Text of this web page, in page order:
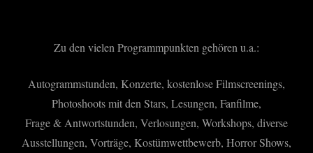
Zu den vielen Programmpunkten gehören u.a.:
Autogrammstunden, Konzerte, kostenlose Filmscreenings,
Photoshoots mit den Stars, Lesungen, Fanfilme,
Frage & Antwortstunden, Verlosungen, Workshops, diverse
Ausstellungen, Vorträge, Kostümwettbewerb, Horror Shows,